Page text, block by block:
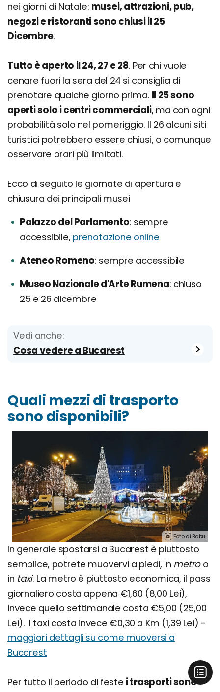
nei giorni di Natale: musei, attrazioni, pub,
negozi e ristoranti sono chiusi il 25
Dicembre.
Tutto è aperto il 24, 27 e 28. Per chi vuole
cenare fuori la sera del 24 si consiglia di
prenotare qualche giorno prima. Il 25 sono
aperti solo i centri commerciali, ma con ogni
probabilità solo nel pomeriggio. Il 26 alcuni siti
turistici potrebbero essere chiusi, o comunque
osservare orari più limitati.
Ecco di seguito le giornate di apertura e
chiusura dei principali musei
Palazzo del Parlamento sempre
accessibile, prenotazione online
Ateneo Romeno sempre accessibile
Museo Nazionale d'Arte Rumena chiuso
25 e 26 dicembre
Vedi anche:
Cosa vedere a Bucarest
Quali mezzi di trasporto
sono disponibili?
Foto di Babu.
In generale spostarsi a Bucarest è piuttosto
semplice, potrete muovervi a piedi, in metroo
in taxi. La metro è piuttosto economica, il pass
giornaliero costa appena €1,60 (8,00 Lei),
invece quello settimanale costa €5,00 (25,00
Lei). Il taxi costa invece €0,30 a Km (1,39 Lei) -
maggiori dettagli su come muoversi a
Bucarest
Per tutto il periodo di feste i trasporti sono